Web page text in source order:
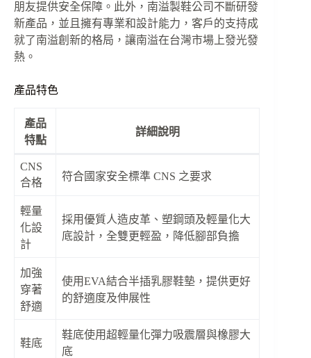
朋友提供安全保障。此外，南溢製鞋公司不斷研發
新產品，並且擁有專業和設計能力，客戶的支持成
就了南溢創新的格局，讓南溢在台灣市場上發光發
熱。
產品特色
產品
特點
詳細說明
CNS
合格
符合國家安全標準 CNS 之要求
輕量
化設
計
採用優質人造皮革、塑鋼頭及輕量化大
底設計，全雙更輕盈，降低腳部負擔
加強
穿著
舒適
使用EVA結合半插乳膠鞋墊，提供更好
的舒適度及伸展性
鞋底
鞋底使用超輕量化彈力吸震層與橡膠大
底